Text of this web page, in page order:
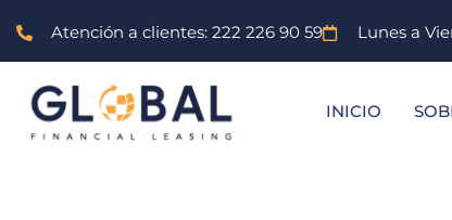
Atención a clientes: 222 226 90 59 Lunes a
INICIO